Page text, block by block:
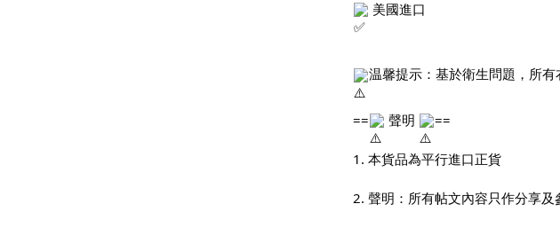
美國進口
温馨提示：基於衛生問題，所
== 聲明 ==
1. 本貨品為平行進口正貨
2. 聲明：所有帖文內容只作分享